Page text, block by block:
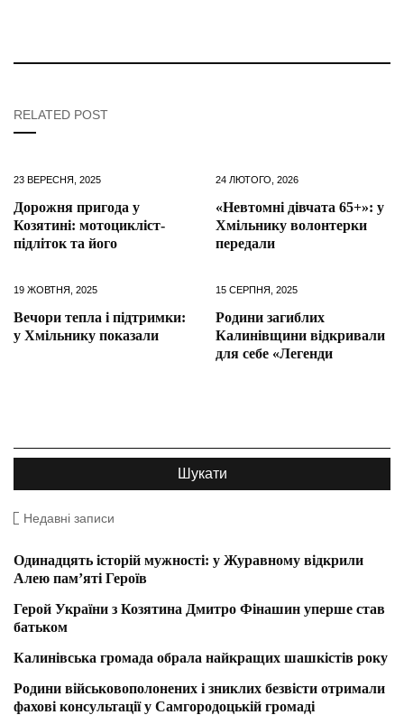
RELATED POST
23 ВЕРЕСНЯ, 2025
Дорожня пригода у
Козятині: мотоцикліст-
підліток та його
24 ЛЮТОГО, 2026
«Невтомні дівчата 65+»: у
Хмільнику волонтерки
передали
19 ЖОВТНЯ, 2025
Вечори тепла і підтримки:
у Хмільнику показали
15 СЕРПНЯ, 2025
Родини загиблих
Калинівщини відкривали
для себе «Легенди
Недавні записи
Одинадцять історій мужності: у Журавному відкрили
Алею пам’яті Героїв
Герой України з Козятина Дмитро Фінашин уперше став
батьком
Калинівська громада обрала найкращих шашкістів року
Родини військовополонених і зниклих безвісти отримали
фахові консультації у Самгородоцькій громаді